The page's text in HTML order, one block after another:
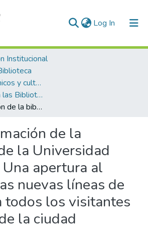
Log In (current)
Institucional
Eventos académicos y culturales
La Innovación en las Bibliotecas. XIII reunión de Centros de Información CLADEA
La transformación de la biblioteca de la Universidad Externado: Una apertura al cambio, a las nuevas líneas de servicio y a todos los visitantes del centro de la ciudad
de la
la Universidad
apertura al
nuevas líneas de
todos los visitantes
la ciudad